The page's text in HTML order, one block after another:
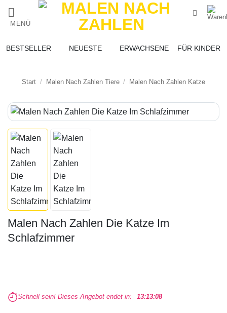
Inhalt
MENÜ
BESTSELLER NEUESTE ERWACHSENE FÜR KINDER
Start / Malen Nach Zahlen Tiere / Malen Nach Zahlen Katze
Malen Nach Zahlen Die Katze Im
Schlafzimmer
Schnell sein! Dieses Angebot endet in: 13:13:08